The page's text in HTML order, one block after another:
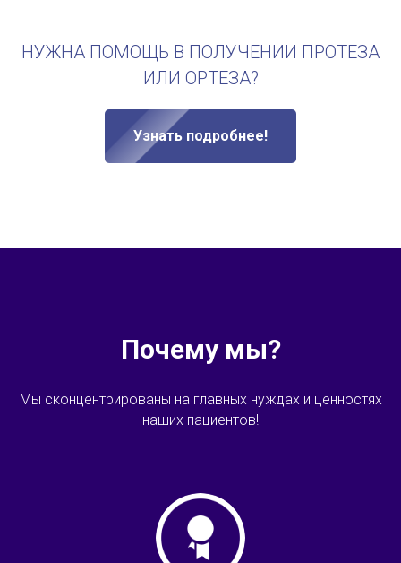
НУЖНА ПОМОЩЬ В ПОЛУЧЕНИИ ПРОТЕЗА
ИЛИ ОРТЕЗА?
Узнать подробнее!
Почему мы?
Мы сконцентрированы на главных нуждах и ценностях
наших пациентов!